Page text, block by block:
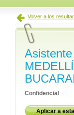
Volver a los
Confidencial
Aplicar a